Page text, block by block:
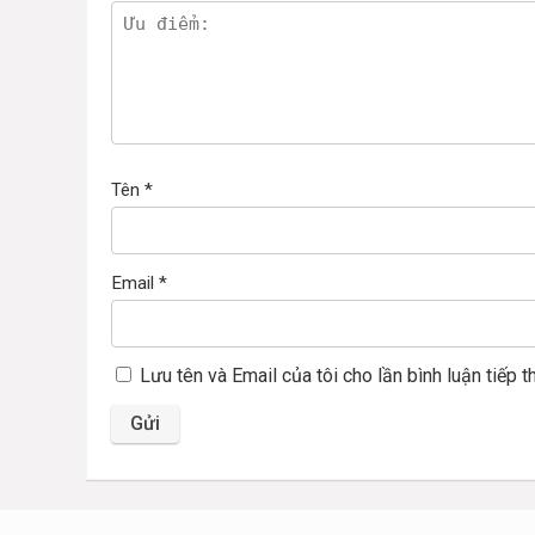
Tên *
Email *
Lưu tên và Email của tôi cho lần bình luận tiếp